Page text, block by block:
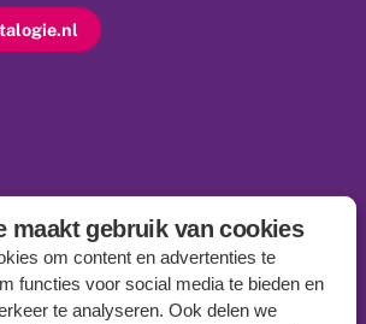
maakt gebruik van cookies
om content en advertenties te
functies voor social media te bieden en
te analyseren. Ook delen we